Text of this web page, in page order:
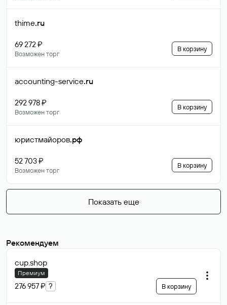
thime.ru
69 272 ₽
Возможен торг
В корзину
accounting-service.ru
292 978 ₽
Возможен торг
В корзину
юристмайоров.рф
52 703 ₽
Возможен торг
В корзину
Показать еще
Рекомендуем
cup.shop
Премиум
276 957 ₽ ? В корзину